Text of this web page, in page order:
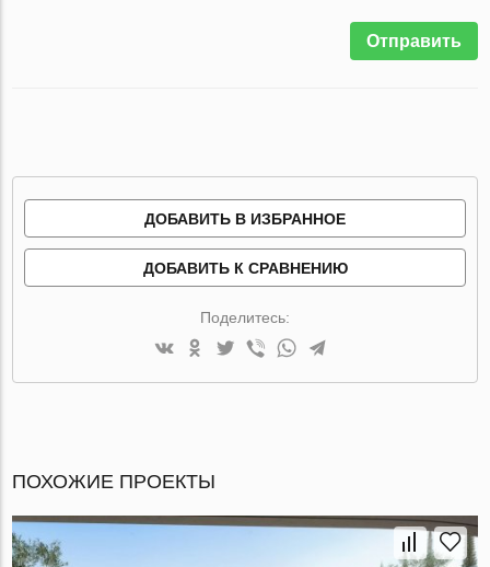
Отправить
ДОБАВИТЬ В ИЗБРАННОЕ
ДОБАВИТЬ К СРАВНЕНИЮ
Поделитесь:
ПОХОЖИЕ ПРОЕКТЫ